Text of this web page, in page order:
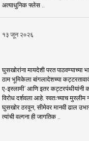
अत्याधुनिक फ्लेस ..
१३ जून २०२६
घुसखोरांना मायदेशी परत पाठवण्याच्या
ठाम भूमिकेला बांगलादेशच्या
ए-इस्लामी’ आणि इतर कट्टरपंथीयांनी
विरोध दर्शवला आहे. स्वतःच्याच मुस्लीम
घुसखोर ठरवून, सीमेवर मानवी ढाल
त्यांची वल्गना ही जागतिक ..